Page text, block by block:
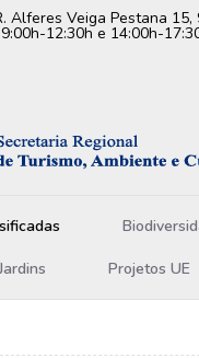
Alferes Veiga Pestana 15,
12:30h e 14:00h-
Projetos UE